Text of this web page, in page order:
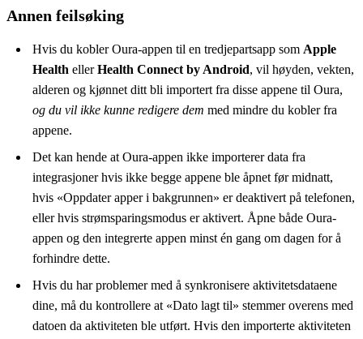
Annen feilsøking
Hvis du kobler Oura-appen til en tredjepartsapp som Apple
Health ellerHealth Connect by Android, vil høyden, vekten,
alderen og kjønnet ditt bli importert fra disse appene til Oura,
og du vil ikke kunne redigere dem med mindre du kobler fra
appene.
Det kan hende at Oura-appen ikke importerer data fra
integrasjoner hvis ikke begge appene ble åpnet før midnatt,
hvis «Oppdater apper i bakgrunnen» er deaktivert på telefonen,
eller hvis strømsparingsmodus er aktivert. Åpne både Oura-
appen og den integrerte appen minst én gang om dagen for å
forhindre dette.
Hvis du har problemer med å synkronisere aktivitetsdataene
dine, må du kontrollere at «Dato lagt til» stemmer overens med
datoen da aktiviteten ble utført. Hvis den importerte aktiviteten